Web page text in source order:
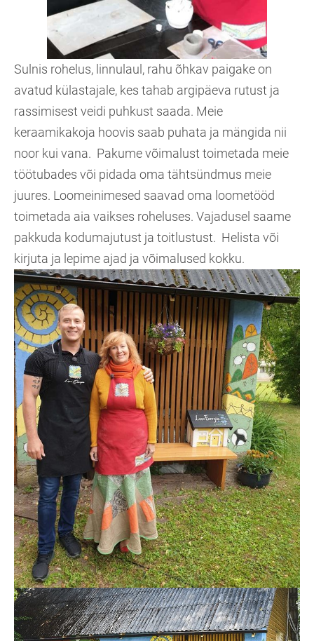
Sulnis rohelus, linnulaul, rahu õhkav paigake on
avatud külastajale, kes tahab argipäeva rutust ja
rassimisest veidi puhkust saada. Meie
keraamikakoja hoovis saab puhata ja mängida nii
noor kui vana. Pakume võimalust toimetada meie
töötubades või pidada oma tähtsündmus meie
juures. Loomeinimesed saavad oma loometööd
toimetada aia vaikses roheluses. Vajadusel saame
pakkuda kodumajutust ja toitlustust. Helista või
kirjuta ja lepime ajad ja võimalused kokku.